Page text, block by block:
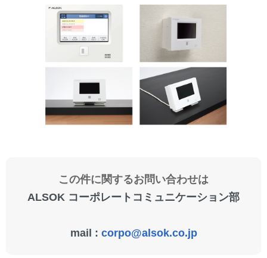
この件に関するお問い合わせは
ALSOK コーポレートコミュニケーション部
mail : corpo@alsok.co.jp